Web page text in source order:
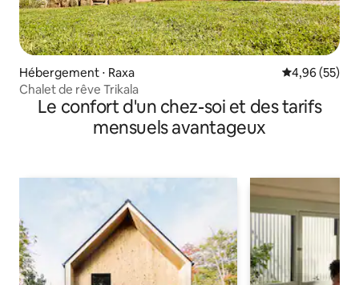
Hébergement ⋅ Raxa Évaluation
4,96 (55)
Chalet de rêve Trikala
Le confort d'un chez-soi et des tarifs
mensuels avantageux